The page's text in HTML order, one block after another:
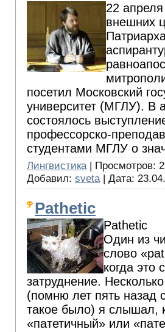
22
внешних
посетил Московский
университет (МГЛУ). В
состоялось
профессорско-
студентами МГЛУ о
Лингвистика | Просмотров:
Добавил: sveta | Дата:
Pathetic
Pathetic
Один из
слово
когда это
затруднение.
(помню лет пять назад
такое было) я слышал,
«патетичный» или